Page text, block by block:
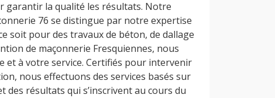
garantir la qualité les résultats. Notre
76 se distingue par notre expertise
soit pour des travaux de béton, de dallage
de maçonnerie Fresquiennes, nous
et à votre service. Certifiés pour intervenir
nous effectuons des services basés sur
des résultats qui s’inscrivent au cours du